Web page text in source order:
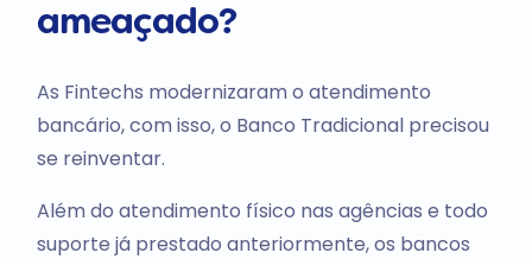
ameaçado?
As Fintechs modernizaram o atendimento
bancário, com isso, o Banco Tradicional precisou
se reinventar.
Além do atendimento físico nas agências e todo
suporte já prestado anteriormente, os bancos